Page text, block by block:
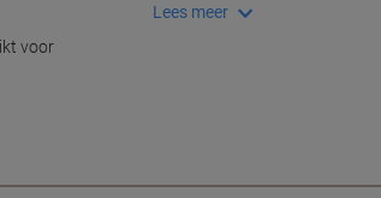
voor
Lees meer